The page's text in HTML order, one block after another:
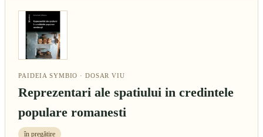
PAIDEIA SYMBIO · DOSAR VIU
Reprezentari ale spatiului in credintele
populare romanesti
în pregătire